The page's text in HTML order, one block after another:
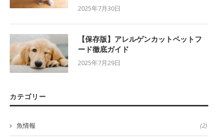
2025年7月30日
【保存版】アレルゲンカットペットフ
ード徹底ガイド
2025年7月29日
カテゴリー
魚情報 (2)